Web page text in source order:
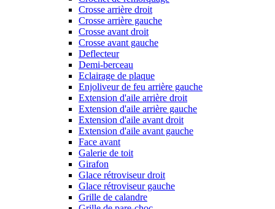
Crosse arrière droit
Crosse arrière gauche
Crosse avant droit
Crosse avant gauche
Deflecteur
Demi-berceau
Eclairage de plaque
Enjoliveur de feu arrière gauche
Extension d'aile arrière droit
Extension d'aile arrière gauche
Extension d'aile avant droit
Extension d'aile avant gauche
Face avant
Galerie de toit
Girafon
Glace rétroviseur droit
Glace rétroviseur gauche
Grille de calandre